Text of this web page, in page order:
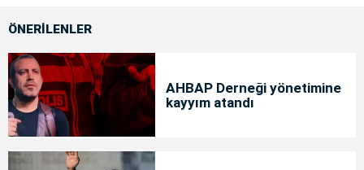
ÖNERİLENLER
AHBAP Derneği yönetimine
kayyım atandı